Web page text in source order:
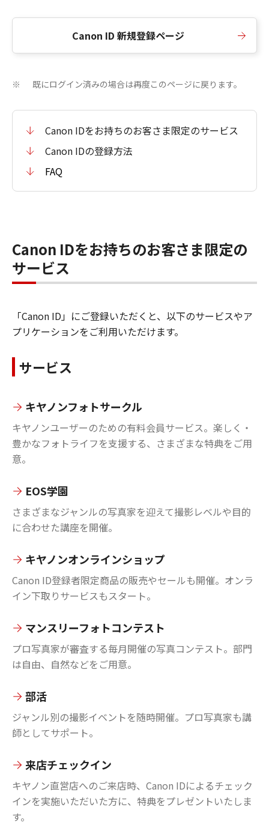
Canon ID 新規登録ページ
※ 既にログイン済みの場合は再度このページに戻ります。
Canon IDをお持ちのお客さま限定のサービス
Canon IDの登録方法
FAQ
Canon IDをお持ちのお客さま限定の
サービス
「Canon ID」にご登録いただくと、以下のサービスやア
プリケーションをご利用いただけます。
サービス
キヤノンフォトサークル
キヤノンユーザーのための有料会員サービス。楽しく・
豊かなフォトライフを支援する、さまざまな特典をご用
意。
EOS学園
さまざまなジャンルの写真家を迎えて撮影レベルや目的
に合わせた講座を開催。
キヤノンオンラインショップ
Canon ID登録者限定商品の販売やセールも開催。オンラ
イン下取りサービスもスタート。
マンスリーフォトコンテスト
プロ写真家が審査する毎月開催の写真コンテスト。部門
は自由、自然などをご用意。
部活
ジャンル別の撮影イベントを随時開催。プロ写真家も講
師としてサポート。
来店チェックイン
キヤノン直営店へのご来店時、Canon IDによるチェック
インを実施いただいた方に、特典をプレゼントいたしま
す。